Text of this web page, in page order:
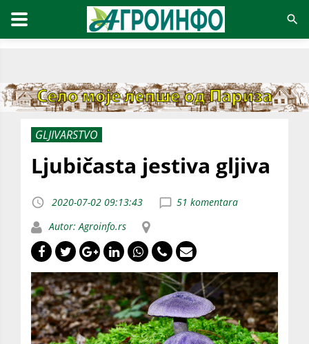
GLJIVARSTVO
Ljubičasta jestiva gljiva
2020-07-02 09:13:43
51 komentara
Autor: Agroinfo.rs